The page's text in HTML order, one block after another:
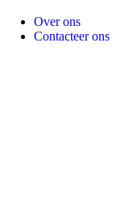
Over ons
Contacteer ons